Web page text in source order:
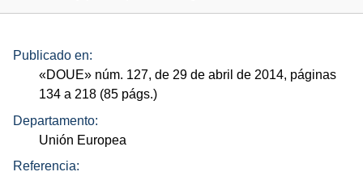
Publicado en:
«DOUE» núm. 127, de 29 de abril de 2014, páginas
134 a 218 (85 págs.)
Departamento:
Unión Europea
Referencia: